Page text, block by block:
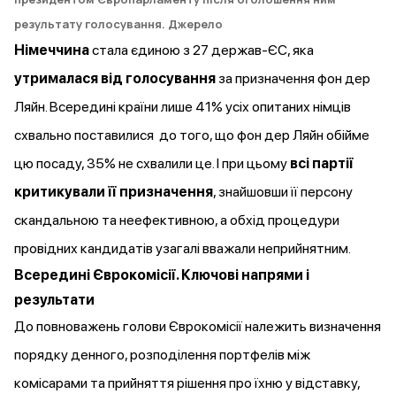
результату голосування. Джерело
Німеччинастала єдиною з 27 держав-ЄС, яка
утрималася від голосування за призначення фон дер
Ляйн. Всередині країни лише 41% усіх опитаних німців
схвально поставилися до того, що фон дер Ляйн обійме
цю посаду, 35% не схвалили це. І при цьому всі партії
критикували її призначення, знайшовши її персону
скандальною та неефективною, а обхід процедури
провідних кандидатів узагалі вважали неприйнятним.
Всередині Єврокомісії. Ключові напрями і
результати
До повноважень голови Єврокомісіїналежить визначення
порядку денного, розподілення портфелів між
комісарами та прийняття рішення про їхню у відставку,